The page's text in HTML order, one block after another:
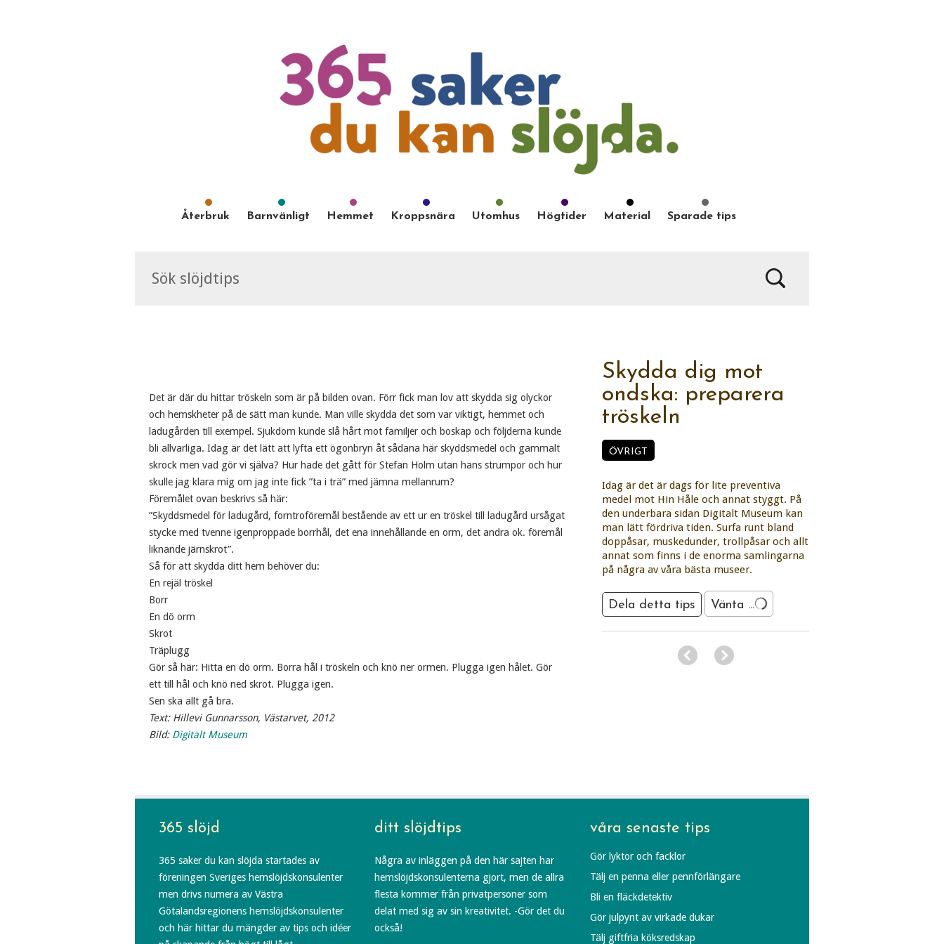
Återbruk Barnvänligt Hemmet Kroppsnära Utomhus Högtider Material Sparade tips
Skydda dig mot
ondska: preparera
tröskeln
ÖVRIGT
Idag är det är dags för lite preventiva
medel mot Hin Håle och annat styggt. På
den underbara sidan Digitalt Museum kan
man lätt fördriva tiden. Surfa runt bland
doppåsar, muskedunder, trollpåsar och allt
annat som finns i de enorma samlingarna
på några av våra bästa museer.
Dela detta tips Vänta ...
Det är där du hittar tröskeln som är på bilden ovan. Förr fick man lov att skydda sig olyckor
och hemskheter på de sätt man kunde. Man ville skydda det som var viktigt, hemmet och
ladugården till exempel. Sjukdom kunde slå hårt mot familjer och boskap och följderna kunde
bli allvarliga. Idag är det lätt att lyfta ett ögonbryn åt sådana här skyddsmedel och gammalt
skrock men vad gör vi själva? Hur hade det gått för Stefan Holm utan hans strumpor och hur
skulle jag klara mig om jag inte fick ”ta i trä” med jämna mellanrum?
Föremålet ovan beskrivs så här:
”Skyddsmedel för ladugård, forntroföremål bestående av ett ur en tröskel till ladugård ursågat
stycke med tvenne igenproppade borrhål, det ena innehållande en orm, det andra ok. föremål
liknande järnskrot”.
Så för att skydda ditt hem behöver du:
En rejäl tröskel
Borr
En dö orm
Skrot
Träplugg
Gör så här: Hitta en dö orm. Borra hål i tröskeln och knö ner ormen. Plugga igen hålet. Gör
ett till hål och knö ned skrot. Plugga igen.
Sen ska allt gå bra.
Text: Hillevi Gunnarsson, Västarvet, 2012
Bild: Digitalt Museum
365 slöjd
365 saker du kan slöjda startades av
föreningen Sveriges hemslöjdskonsulenter
men drivs numera av Västra
Götalandsregionens hemslöjdskonsulenter
och här hittar du mängder av tips och idéer
ditt slöjdtips
Några av inläggen på den här sajten har
hemslöjdskonsulenterna gjort, men de allra
flesta kommer från privatpersoner som
delat med sig av sin kreativitet. -Gör det du
också!
våra senaste tips
Gör lyktor och facklor
Tälj en penna eller pennförlängare
Bli en fläckdetektiv
Gör julpynt av virkade dukar
Tälj giftfria köksredskap